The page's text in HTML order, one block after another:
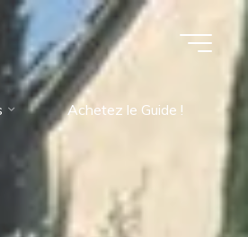
Achetez le Guide !